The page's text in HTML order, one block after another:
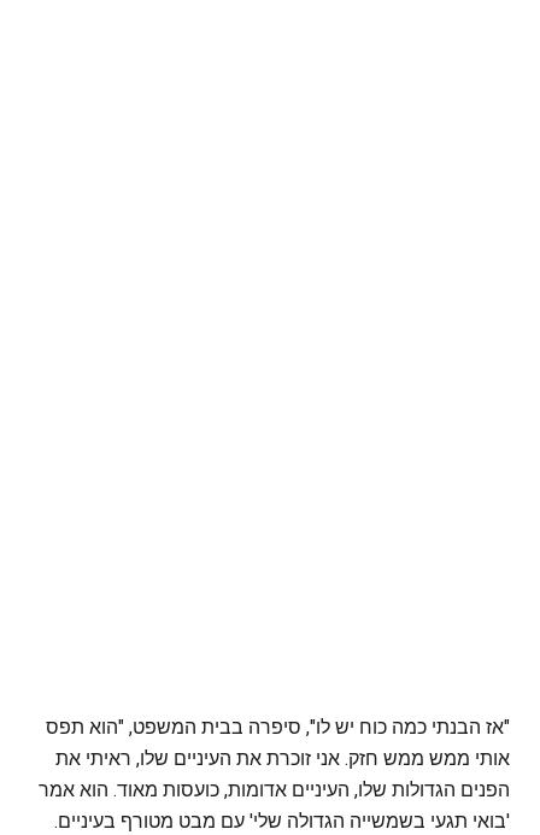
"אז הבנתי כמה כוח יש לו", סיפרה בבית המשפט, "הוא תפס
אותי ממש ממש חזק. אני זוכרת את העיניים שלו, ראיתי את
הפנים הגדולות שלו, העיניים אדומות, כועסות מאוד. הוא אמר
'בואי תגעי בשמשייה הגדולה שלי' עם מבט מטורף בעיניים.